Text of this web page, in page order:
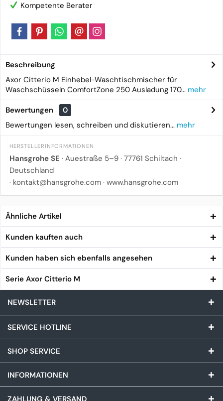
Kompetente Berater
Beschreibung
Axor Citterio M Einhebel-Waschtischmischer für
Waschschüsseln ComfortZone 250 Ausladung 170... mehr
Bewertungen
0
Bewertungen lesen, schreiben und diskutieren... mehr
HERSTELLERINFORMATIONEN
Hansgrohe SE · Auestraße 5–9 · 77761 Schiltach ·
Deutschland
· kontakt@hansgrohe.com · www.hansgrohe.com
Ähnliche Artikel
Kunden kauften auch
Kunden haben sich ebenfalls angesehen
Serie Axor Citterio M
NEWSLETTER
SERVICE HOTLINE
SHOP SERVICE
INFORMATIONEN